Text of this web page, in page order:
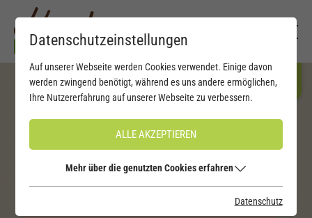
Datenschutzeinstellungen
Auf unserer Webseite werden Cookies verwendet. Einige davon
werden zwingend benötigt, während es uns andere ermöglichen,
Ihre Nutzererfahrung auf unserer Webseite zu verbessern.
ALLE AKZEPTIEREN
Mehr über die genutzten Cookies erfahren
Datenschutz